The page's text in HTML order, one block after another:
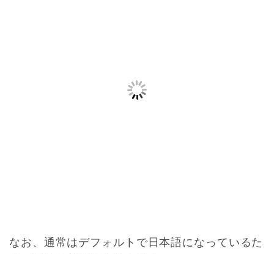
なお、通常はデフォルトで日本語になっているた